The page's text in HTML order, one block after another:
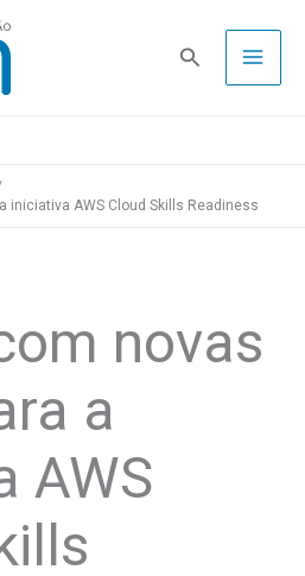
Pesquisa
iniciativa AWS Cloud Skills Readiness
novas
a
AWS